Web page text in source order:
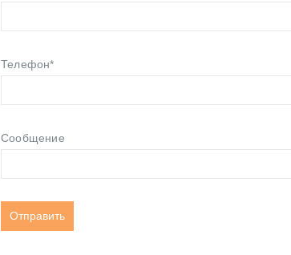
Телефон*
Сообщение